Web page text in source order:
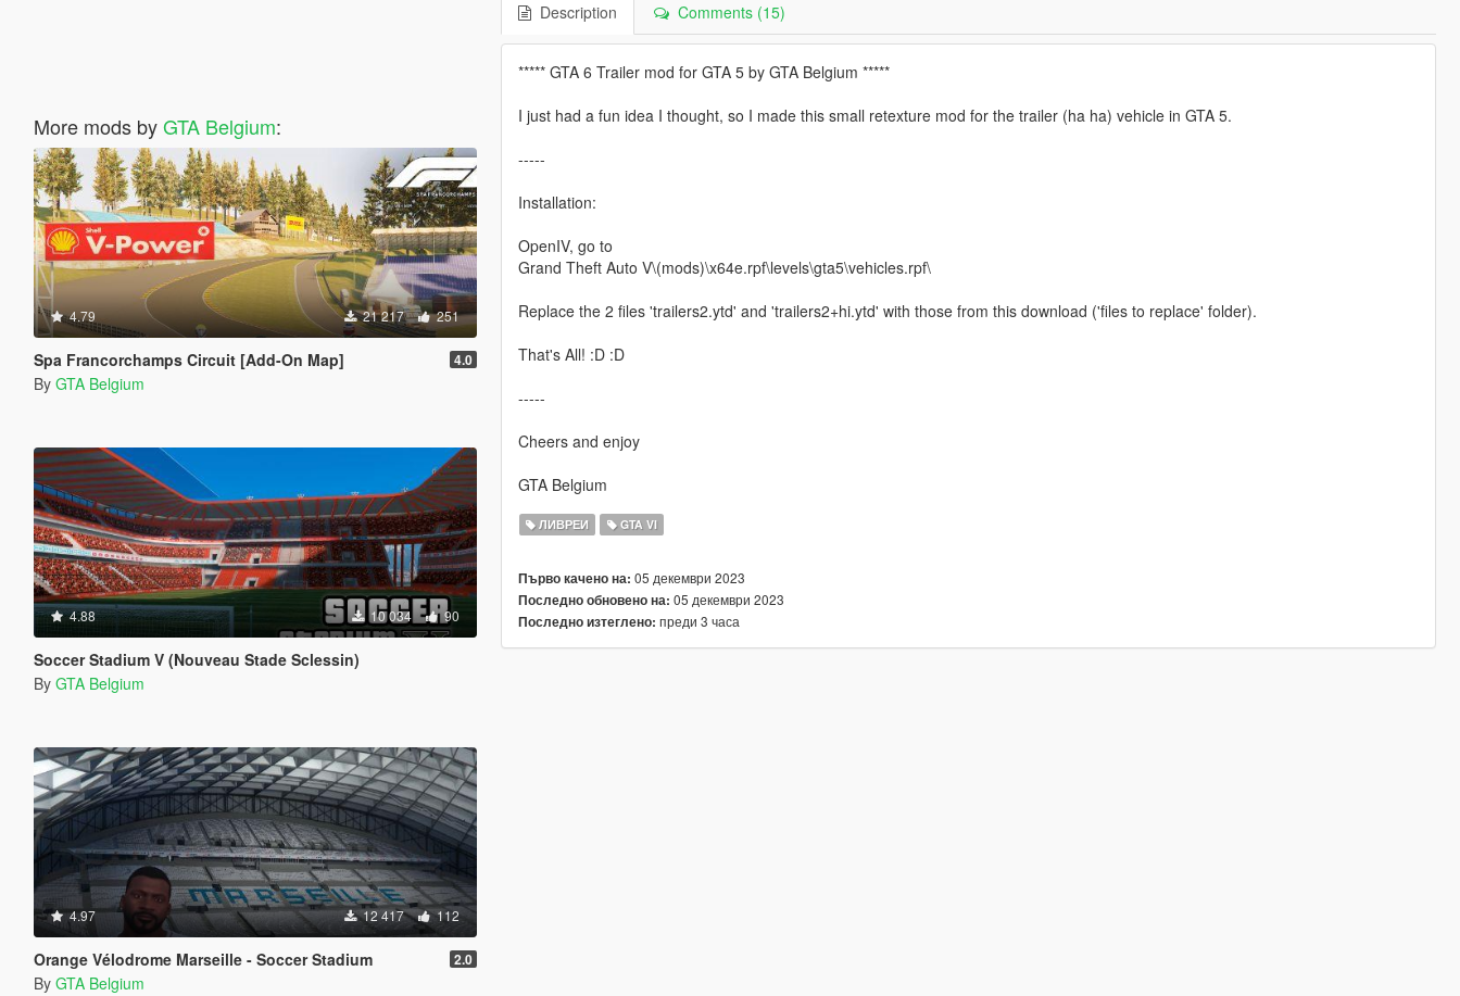
More mods byGTA Belgium:
4.79 21 217 251
Spa Francorchamps Circuit [Add-On Map] 4.0
By GTA Belgium
4.88 10 034 90
Soccer Stadium V (Nouveau Stade Sclessin)
By GTA Belgium
4.97 12 417 112
Orange Vélodrome Marseille - Soccer Stadium 2.0
By GTA Belgium
Description Comments (15)
***** GTA 6 Trailer mod for GTA 5 by GTA Belgium *****
I just had a fun idea I thought, so I made this small retexture mod for the trailer (ha ha) vehicle in GTA 5.
-----
Installation:
OpenIV, go to
Grand Theft Auto V\(mods)\x64e.rpf\levels\gta5\vehicles.rpf\
Replace the 2 files 'trailers2.ytd' and 'trailers2+hi.ytd' with those from this download ('files to replace' folder).
That's All! :D :D
-----
Cheers and enjoy
GTA Belgium
ЛИВРЕИ GTA VI
Първо качено на: 05 декември 2023
Последно обновено на: 05 декември 2023
Последно изтеглено: преди 3 часа